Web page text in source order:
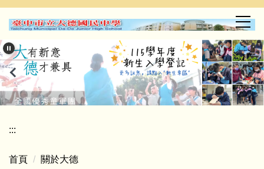
跳
到
要
內
容
區
:::
首頁 關於大德